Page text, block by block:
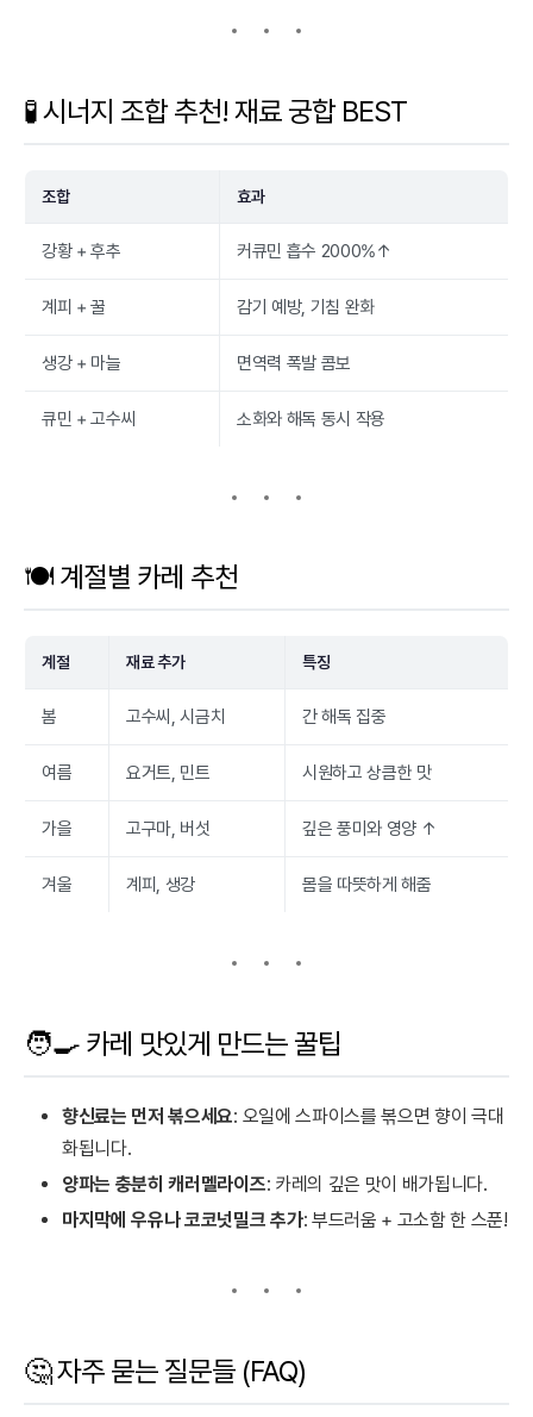
🧪 시너지 조합 추천! 재료 궁합 BEST
조합 효과
강황 + 후추 커큐민 흡수 2000%↑
계피 + 꿀 감기 예방, 기침 완화
생강 + 마늘 면역력 폭발 콤보
큐민 + 고수씨 소화와 해독 동시 작용
🍽️ 계절별 카레 추천
계절 재료 추가 특징
봄 고수씨, 시금치 간 해독 집중
여름 요거트, 민트 시원하고 상큼한 맛
가을 고구마, 버섯 깊은 풍미와 영양 ↑
겨울 계피, 생강 몸을 따뜻하게 해줌
🧑‍🍳 카레 맛있게 만드는 꿀팁
향신료는 먼저 볶으세요: 오일에 스파이스를 볶으면 향이 극대
화됩니다.
양파는 충분히 캐러멜라이즈: 카레의 깊은 맛이 배가됩니다.
마지막에 우유나 코코넛밀크 추가: 부드러움 + 고소함 한 스푼!
🤔 자주 묻는 질문들 (FAQ)